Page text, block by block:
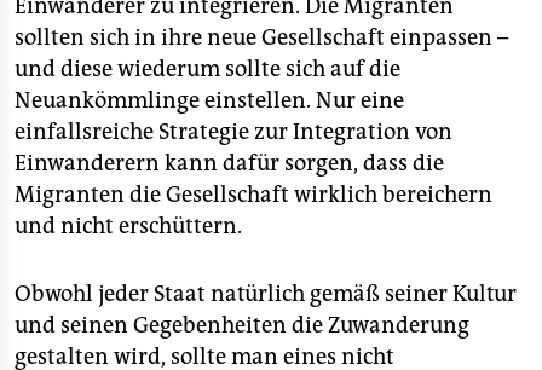
Einwanderer zu integrieren. Die Migranten
sollten sich in ihre neue Gesellschaft einpassen –
und diese wiederum sollte sich auf die
Neuankömmlinge einstellen. Nur eine
einfallsreiche Strategie zur Integration von
Einwanderern kann dafür sorgen, dass die
Migranten die Gesellschaft wirklich bereichern
und nicht erschüttern.
Obwohl jeder Staat natürlich gemäß seiner Kultur
und seinen Gegebenheiten die Zuwanderung
gestalten wird, sollte man eines nicht